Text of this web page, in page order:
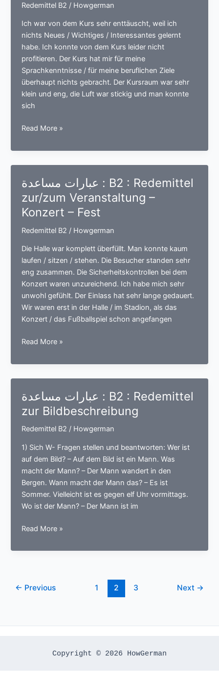
–
Computer
–
Handy
Redemittel B2 / Howgerman
Ich war von dem Kurs sehr enttäuscht, weil ich
nichts Neues / Wichtiges / Interessantes gelernt
habe. Ich konnte von dem Kurs leider nicht
profitieren. Der Kurs hat mir für meine
Sprachkenntnisse / für meine beruflichen Ziele
überhaupt nichts gebracht. Der Kursraum war sehr
klein und eng, die Luft war stickig und man konnte
sich
عبارات
:
B2
Redemittel
zum
Kurs
Seminar
–
Training
–
Workshop
Read More »
عبارات مساعدة : B2 : Redemittel
zur/zum Veranstaltung –
Konzert – Fest
Redemittel B2 / Howgerman
Die Halle war komplett überfüllt. Man konnte kaum
laufen / sitzen / stehen. Die Besucher standen sehr
eng zusammen. Die Sicherheitskontrollen bei dem
Konzert waren unzureichend. Ich habe mich sehr
unwohl gefühlt. Der Einlass hat sehr lange gedauert.
Wir waren erst in der Halle / im Stadion, als das
Konzert / das Fußballspiel schon angefangen
عبارات
:
B2
Redemittel
zur/zum
Konzert
–
Fest
Read More »
عبارات مساعدة : B2 : Redemittel
zur Bildbeschreibung
Redemittel B2 / Howgerman
1) Sich W- Fragen stellen und beantworten: Wer ist
auf dem Bild? – Auf dem Bild ist ein Mann. Was
macht der Mann? – Der Mann wandert in den
Bergen. Wann macht der Mann das? – Es ist
Sommer. Vielleicht ist es gegen elf Uhr vormittags.
Wo ist der Mann? – Der Mann ist im
عبارات
:
Redemittel
Read More »
← Previous 1 2 3 Next →
Copyright © 2026 HowGerman